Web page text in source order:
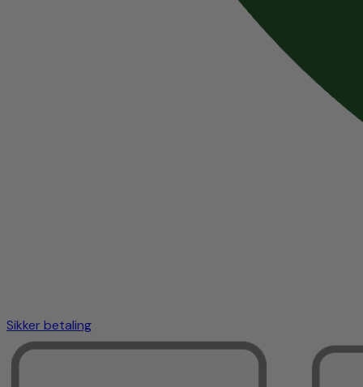
Sikker betaling